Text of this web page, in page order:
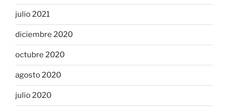
julio 2021
diciembre 2020
octubre 2020
agosto 2020
julio 2020